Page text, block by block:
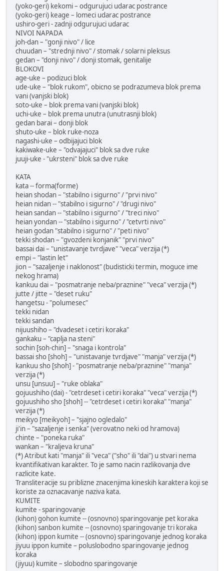
(yoko-geri) kekomi – odgurujuci udarac postrance
(yoko-geri) keage – lomeci udarac postrance
ushiro-geri - zadnji odgurujuci udarac
NIVOI NAPADA
joh-dan – "gonji nivo" / lice
chuudan – "strednji nivo" / stomak / solarni pleksus
gedan – "donji nivo" / donji stomak, genitalije
BLOKOVI
age-uke – podizuci blok
ude-uke – "blok rukom", obicno se podrazumeva blok prema
vani (vanjski blok)
soto-uke – blok prema vani (vanjski blok)
uchi-uke – blok prema unutra (unutrasnji blok)
gedan barai – donji blok
shuto-uke – blok ruke-noza
nagashi-uke – odbijajuci blok
kakiwake-uke – "odvajajuci" blok sa dve ruke
juuji-uke - "ukrsteni" blok sa dve ruke
KATA
kata -- forma(forme)
heian shodan – "stabilno i sigurno" / "prvi nivo"
heian nidan -- "stabilno i sigurno" / "drugi nivo"
heian sandan -- "stabilno i sigurno" / "treci nivo"
heian yondan -- "stabilno i sigurno" / "cetvrti nivo"
heian godan "stabilno i sigurno" / "peti nivo"
tekki shodan – "gvozdeni konjanik" "prvi nivo"
bassai dai – "unistavanje tvrdjave" "veca" verzija (*)
empi – "lastin let"
jion – "sazaljenje i naklonost" (budisticki termin, moguce ime
nekog hrama)
kankuu dai – "posmatranje neba/praznine" "veca" verzija (*)
jutte / jitte – "deset ruku"
hangetsu - "polumesec"
tekki nidan
tekki sandan
nijuushiho – "dvadeset i cetiri koraka"
gankaku – "caplja na steni"
sochin [soh-chin] – "snaga i kontrola"
bassai sho [shoh] – "unistavanje tvrdjave" "manja" verzija (*)
kankuu sho [shoh] - "posmatranje neba/praznine" "manja"
verzija (*)
unsu [unsuu] – "ruke oblaka"
gojuushiho (dai) - "cetrdeset i cetiri koraka" "veca" verzija (*)
gojuushiho sho [shoh] -- "cetrdeset i cetiri koraka" "manja"
verzija (*)
meikyo [meikyoh] – "sjajno ogledalo"
ji'in – "sazaljenje i senka" (verovatno neki od hramova)
chinte – "poneka ruka"
wankan – "kraljeva kruna"
(*) Atribut kati "manja" ili "veca" ("sho" ili "dai") u stvari nema
kvantifikativan karakter. To je samo nacin razlikovanja dve
razlicite kate.
Transliteracije su priblizne znacenjima kineskih karaktera koji se
koriste za oznacavanje naziva kata.
KUMITE
kumite - sparingovanje
(kihon) gohon kumite -- (osnovno) sparingovanje pet koraka
(kihon) sanbon kumite -- (osnovno) sparingovanje tri koraka
(kihon) ippon kumite -- (osnovno) sparingovanje jednog koraka
jiyuu ippon kumite – poluslobodno sparingovanje jednog
koraka
(jiyuu) kumite – slobodno sparingovanje